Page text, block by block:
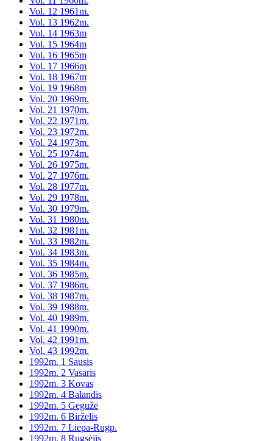
Vol. 12 1961m.
Vol. 13 1962m.
Vol. 14 1963m
Vol. 15 1964m
Vol. 16 1965m
Vol. 17 1966m
Vol. 18 1967m
Vol. 19 1968m
Vol. 20 1969m.
Vol. 21 1970m.
Vol. 22 1971m.
Vol. 23 1972m.
Vol. 24 1973m.
Vol. 25 1974m.
Vol. 26 1975m.
Vol. 27 1976m.
Vol. 28 1977m.
Vol. 29 1978m.
Vol. 30 1979m.
Vol. 31 1980m.
Vol. 32 1981m.
Vol. 33 1982m.
Vol. 34 1983m.
Vol. 35 1984m.
Vol. 36 1985m.
Vol. 37 1986m.
Vol. 38 1987m.
Vol. 39 1988m.
Vol. 40 1989m.
Vol. 41 1990m.
Vol. 42 1991m.
Vol. 43 1992m.
1992m. 1 Sausis
1992m. 2 Vasaris
1992m. 3 Kovas
1992m. 4 Balandis
1992m. 5 Gegužė
1992m. 6 Birželis
1992m. 7 Liepa-Rugp.
1992m. 8 Rugsėjis